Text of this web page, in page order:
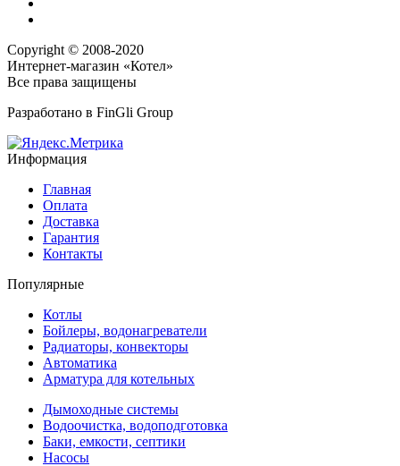
Copyright © 2008-2020
Интернет-магазин «Котел»
Все права защищены
Разработано в FinGli Group
Информация
Главная
Оплата
Доставка
Гарантия
Контакты
Популярные
Котлы
Бойлеры, водонагреватели
Радиаторы, конвекторы
Автоматика
Арматура для котельных
Дымоходные системы
Водоочистка, водоподготовка
Баки, емкости, септики
Насосы